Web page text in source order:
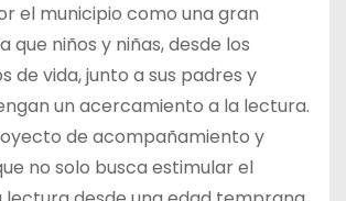
el municipio como una gran
que niños y niñas, desde los
de vida, junto a sus padres y
un acercamiento a la lectura.
de acompañamiento y
no solo busca estimular el